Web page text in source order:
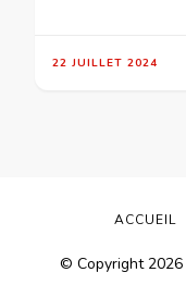
22 JUILLET 2024
© Copyright 2026
ACCUEIL